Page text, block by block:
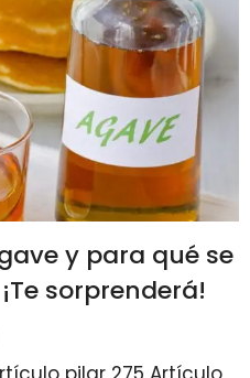
y para qué se
sorprenderá!